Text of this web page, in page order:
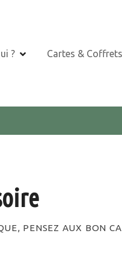
? Cartes &
PENSEZ AUX BON